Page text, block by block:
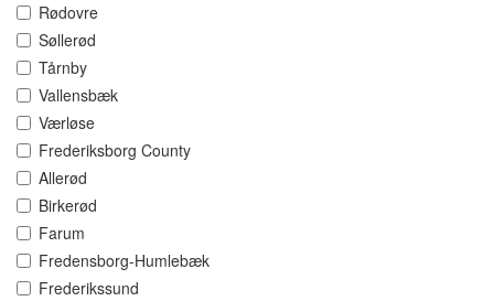
Rødovre
Søllerød
Tårnby
Vallensbæk
Værløse
Frederiksborg County
Allerød
Birkerød
Farum
Fredensborg-Humlebæk
Frederikssund